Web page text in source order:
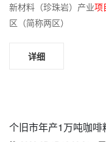
新材料（珍珠岩）产业项
区（简称两区）
详细
个旧市年产1万吨咖啡